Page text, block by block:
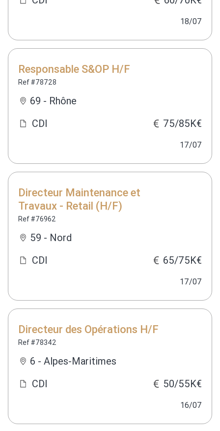
18/07
Responsable S&OP H/F
Ref #78728
69 - Rhône
CDI
75/85K€
17/07
Directeur Maintenance et
Travaux - Retail (H/F)
Ref #76962
59 - Nord
CDI
65/75K€
17/07
Directeur des Opérations H/F
Ref #78342
6 - Alpes-Maritimes
CDI
50/55K€
16/07